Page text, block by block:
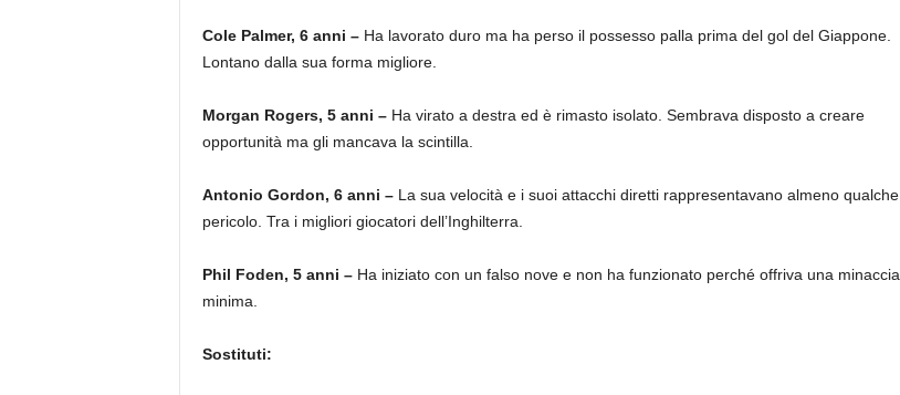
Cole Palmer, 6 anni – Ha lavorato duro ma ha perso il possesso palla prima del gol del Giappone.
Lontano dalla sua forma migliore.
Morgan Rogers, 5 anni –Ha virato a destra ed è rimasto isolato. Sembrava disposto a creare
opportunità ma gli mancava la scintilla.
Antonio Gordon, 6 anni – La sua velocità e i suoi attacchi diretti rappresentavano almeno qualche
pericolo. Tra i migliori giocatori dell’Inghilterra.
Phil Foden, 5 anni – Ha iniziato con un falso nove e non ha funzionato perché offriva una minaccia
minima.
Sostituti: